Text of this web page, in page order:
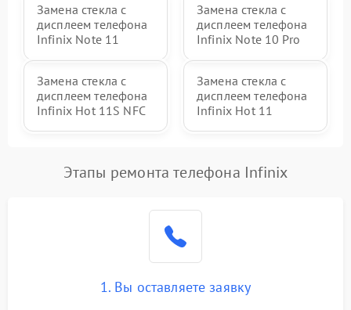
Замена стекла с
дисплеем телефона
Infinix Note 11
Замена стекла с
дисплеем телефона
Infinix Note 10 Pro
Замена стекла с
дисплеем телефона
Infinix Hot 11S NFC
Замена стекла с
дисплеем телефона
Infinix Hot 11
Этапы ремонта телефона Infinix
1. Вы оставляете заявку